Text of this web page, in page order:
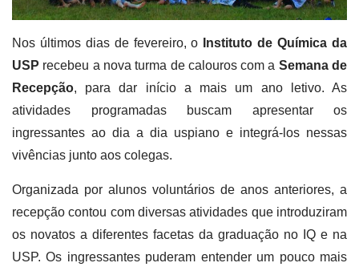
Nos últimos dias de fevereiro, o
Instituto de Química da
USP recebeu a nova turma de calouros com a Semana de
Recepção, para dar início a mais um ano letivo. As
atividades programadas buscam apresentar os
ingressantes ao dia a dia uspiano e integrá-los nessas
vivências junto aos colegas.
Organizada por alunos voluntários de anos anteriores, a
recepção contou com diversas atividades que introduziram
os novatos a diferentes facetas da graduação no IQ e na
USP. Os ingressantes puderam entender um pouco mais